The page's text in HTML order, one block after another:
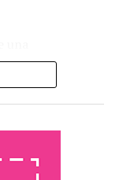
en algún
junto con el
llegando a los
muchos
en la
para tratar